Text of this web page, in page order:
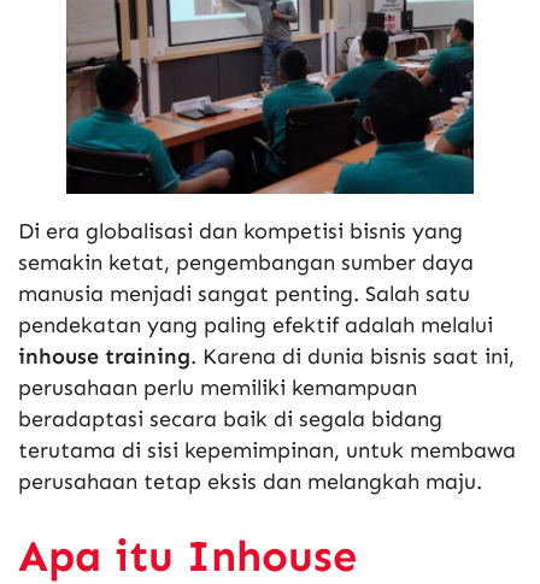
Di era globalisasi dan kompetisi bisnis yang
semakin ketat, pengembangan sumber daya
manusia menjadi sangat penting. Salah satu
pendekatan yang paling efektif adalah melalui
inhouse training. Karena di dunia bisnis saat ini,
perusahaan perlu memiliki kemampuan
beradaptasi secara baik di segala bidang
terutama di sisi kepemimpinan, untuk membawa
perusahaan tetap eksis dan melangkah maju.
Apa itu Inhouse